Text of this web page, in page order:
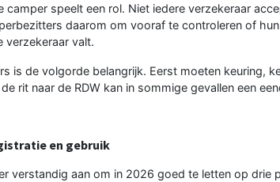
speelt een rol. Niet iedere verzekeraar
daarom om vooraf te controleren of
verzekeraar valt.
is de volgorde belangrijk. Eerst moeten keuring,
rit naar de RDW kan in sommige gevallen een
en gebruik
verstandig aan om in 2026 goed te letten op drie